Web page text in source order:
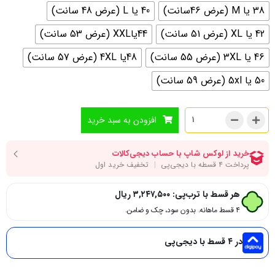
38 یا M (عرض 46سانت)
40 یا L (عرض 48 سانت)
42 یا XL (عرض 51 سانت)
44یاXXL (عرض 53 سانت)
46 یا 3XL (عرض 55 سانت)
48یا 4XL (عرض 57 سانت)
50 یا 5xl (عرض 59 سانت)
افزودن به سبد خرید
هر قسط با ترب‌پی: ۳,۲۴۷,۵۰۰ریال
۴ قسط ماهانه. بدون سود، چک و ضامن.
در ۴ قسط با دیجی‌پی